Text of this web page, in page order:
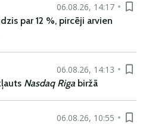
06.08.26, 14:17
par 12 %, pircēji arvien
06.08.26, 14:13
Nasdaq Riga biržā
06.08.26, 10:55